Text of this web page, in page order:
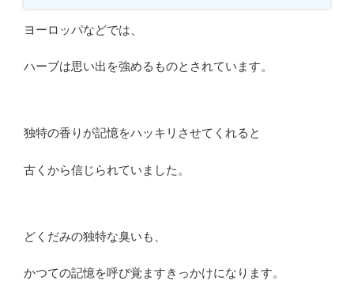
ヨーロッパなどでは、
ハーブは思い出を強めるものとされています。
独特の香りが記憶をハッキリさせてくれると
古くから信じられていました。
どくだみの独特な臭いも、
かつての記憶を呼び覚ますきっかけになります。